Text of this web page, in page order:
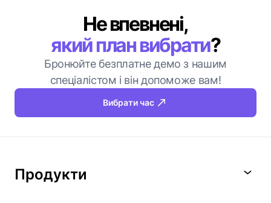
Не впевнені,
який план вибрати?
Бронюйте безплатне демо з нашим
спеціалістом і він допоможе вам!
Вибрати час
Продукти